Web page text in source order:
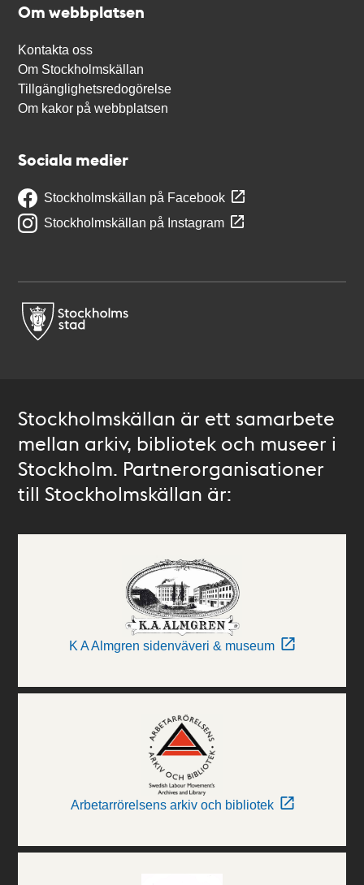
Om webbplatsen
Kontakta oss
Om Stockholmskällan
Tillgänglighetsredogörelse
Om kakor på webbplatsen
Sociala medier
Stockholmskällan på Facebook
Stockholmskällan på Instagram
Stockholmskällan är ett samarbete
mellan arkiv, bibliotek och museer i
Stockholm. Partnerorganisationer
till Stockholmskällan är:
K A Almgren sidenväveri & museum
Arbetarrörelsens arkiv och bibliotek